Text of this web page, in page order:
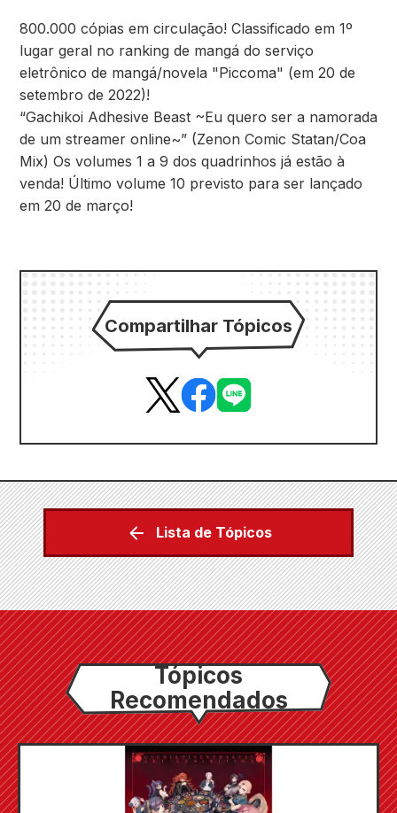
800.000 cópias em circulação! Classificado em 1º
lugar geral no ranking de mangá do serviço
eletrônico de mangá/novela "Piccoma" (em 20 de
setembro de 2022)!
“Gachikoi Adhesive Beast ~Eu quero ser a namorada
de um streamer online~” (Zenon Comic Statan/Coa
Mix) Os volumes 1 a 9 dos quadrinhos já estão à
venda! Último volume 10 previsto para ser lançado
em 20 de março!
Compartilhar Tópicos
Lista de Tópicos
Tópicos
Recomendados